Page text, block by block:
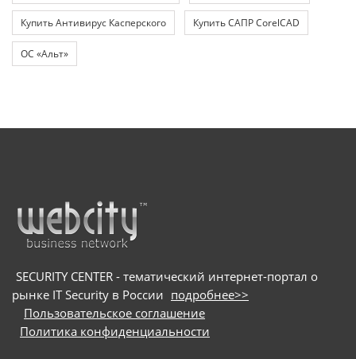
Купить Антивирус Касперского Купить САПР CorelCAD
ОС «Альт»
SECURITY CENTER - тематический интернет-портал о
рынке IT Security в России подробнее>>
Пользовательское соглашение
Политика конфиденциальности